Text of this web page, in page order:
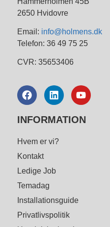
2650 Hvidovre
Email: info@holmens.dk
Telefon: 36 49 75 25
CVR: 35653406
INFORMATION
Hvem er vi?
Kontakt
Ledige Job
Temadag
Installationsguide
Privatlivspolitik